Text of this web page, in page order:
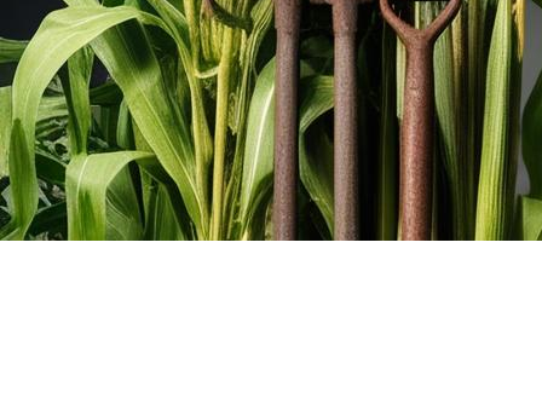
producción de alimentos y una eficiencia
de los recursos óptimas.
3
Number of Customers